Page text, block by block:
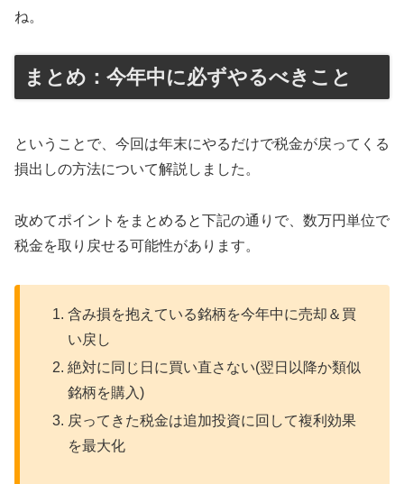
ね。
まとめ：今年中に必ずやるべきこと
ということで、今回は年末にやるだけで税金が戻ってくる
損出しの方法について解説しました。
改めてポイントをまとめると下記の通りで、数万円単位で
税金を取り戻せる可能性があります。
含み損を抱えている銘柄を今年中に売却＆買
い戻し
絶対に同じ日に買い直さない(翌日以降か類似
銘柄を購入)
戻ってきた税金は追加投資に回して複利効果
を最大化